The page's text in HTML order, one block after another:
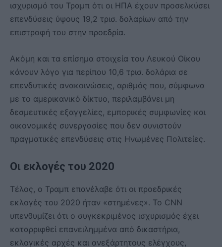
ισχυρισμό του Τραμπ ότι οι ΗΠΑ έχουν προσελκύσει
επενδύσεις ύψους 19,2 τρισ. δολαρίων από την
επιστροφή του στην προεδρία.
Ακόμη και τα επίσημα στοιχεία του Λευκού Οίκου
κάνουν λόγο για περίπου 10,6 τρισ. δολάρια σε
επενδυτικές ανακοινώσεις, αριθμός που, σύμφωνα
με το αμερικανικό δίκτυο, περιλαμβάνει μη
δεσμευτικές εξαγγελίες, εμπορικές συμφωνίες και
οικονομικές συνεργασίες που δεν συνιστούν
πραγματικές επενδύσεις στις Ηνωμένες Πολιτείες.
Οι εκλογές του 2020
Τέλος, ο Τραμπ επανέλαβε ότι οι προεδρικές
εκλογές του 2020 ήταν «στημένες». Το CNN
υπενθυμίζει ότι ο συγκεκριμένος ισχυρισμός έχει
καταρριφθεί επανειλημμένα από δικαστήρια,
εκλογικές αρχές και ανεξάρτητους ελέγχους,